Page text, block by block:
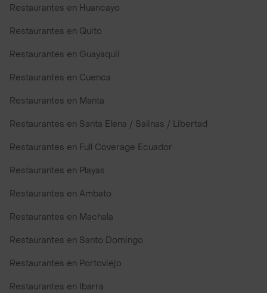
Restaurantes en Huancayo
Restaurantes en Quito
Restaurantes en Guayaquil
Restaurantes en Cuenca
Restaurantes en Manta
Restaurantes en Santa Elena / Salinas / Libertad
Restaurantes en Full Coverage Ecuador
Restaurantes en Playas
Restaurantes en Ambato
Restaurantes en Machala
Restaurantes en Santo Domingo
Restaurantes en Portoviejo
Restaurantes en Ibarra